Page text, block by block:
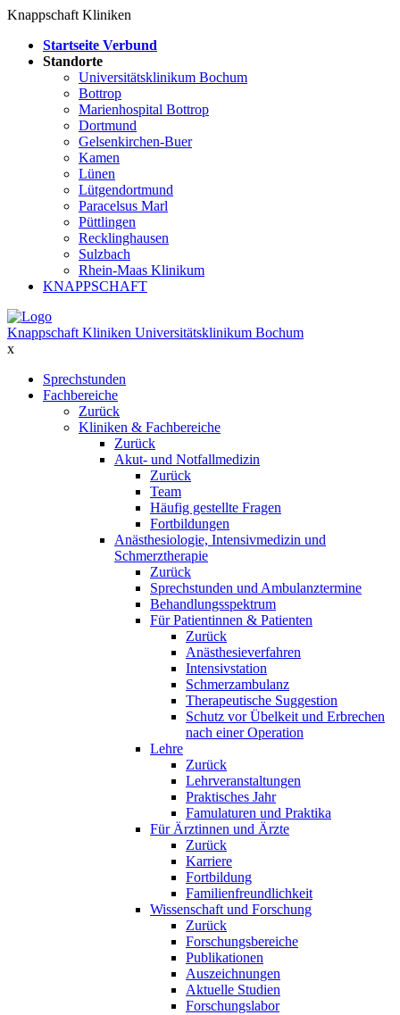
Knappschaft Kliniken
Startseite Verbund
Standorte
Universitätsklinikum Bochum
Bottrop
Marienhospital Bottrop
Dortmund
Gelsenkirchen-Buer
Kamen
Lünen
Lütgendortmund
Paracelsus Marl
Püttlingen
Recklinghausen
Sulzbach
Rhein-Maas Klinikum
KNAPPSCHAFT
Knappschaft Kliniken Universitätsklinikum Bochum
x
Sprechstunden
Fachbereiche
Zurück
Kliniken & Fachbereiche
Zurück
Akut- und Notfallmedizin
Zurück
Team
Häufig gestellte Fragen
Fortbildungen
Anästhesiologie, Intensivmedizin und
Schmerztherapie
Zurück
Sprechstunden und Ambulanztermine
Behandlungsspektrum
Für Patientinnen & Patienten
Zurück
Anästhesieverfahren
Intensivstation
Schmerzambulanz
Therapeutische Suggestion
Schutz vor Übelkeit und Erbrechen
nach einer Operation
Lehre
Zurück
Lehrveranstaltungen
Praktisches Jahr
Famulaturen und Praktika
Für Ärztinnen und Ärzte
Zurück
Karriere
Fortbildung
Familienfreundlichkeit
Wissenschaft und Forschung
Zurück
Forschungsbereiche
Publikationen
Auszeichnungen
Aktuelle Studien
Forschungslabor